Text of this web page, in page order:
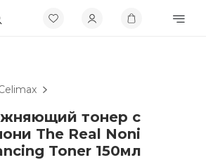
тонер с
The Real Noni
Toner 150мл